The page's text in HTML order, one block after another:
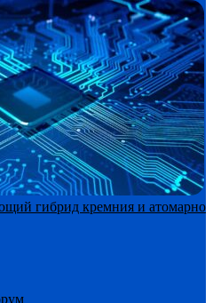
гибрид кремния и атомарно